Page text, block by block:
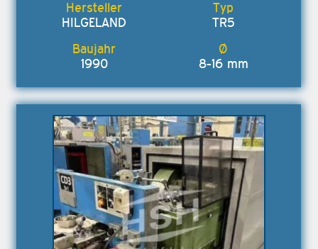
HILGELAND TR5
1990 8-16 mm